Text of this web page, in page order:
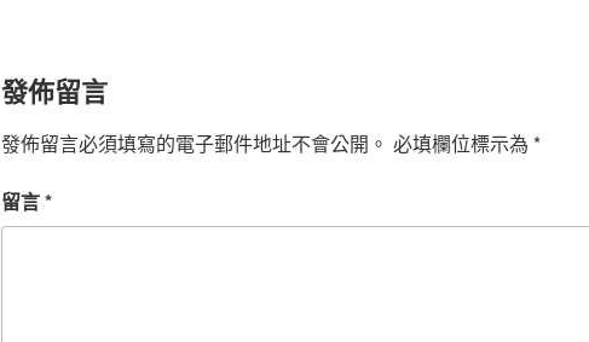
發佈留言
發佈留言必須填寫的電子郵件地址不會公開。 必填欄位標示為 *
留言*